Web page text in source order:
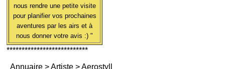
nous rendre une petite visite
pour planifier vos prochaines
aventures par les airs et à
nous donner votre avis :) "
***************************
Annuaire >Artiste >Aerostyll